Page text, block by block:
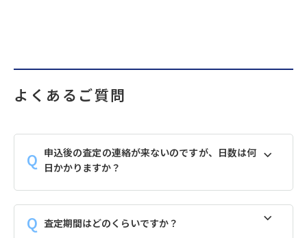
よくあるご質問
申込後の査定の連絡が来ないのですが、日数は何
日かかりますか？
査定期間はどのくらいですか？